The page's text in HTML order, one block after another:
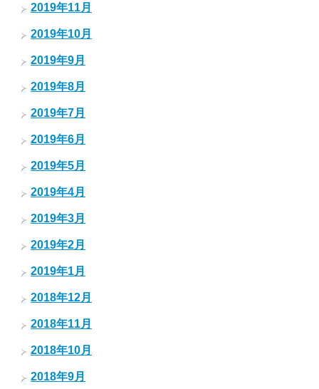
2019年11月
2019年10月
2019年9月
2019年8月
2019年7月
2019年6月
2019年5月
2019年4月
2019年3月
2019年2月
2019年1月
2018年12月
2018年11月
2018年10月
2018年9月